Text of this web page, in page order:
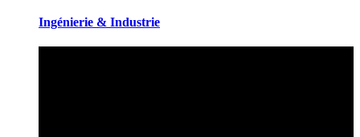
Ingénierie & Industrie